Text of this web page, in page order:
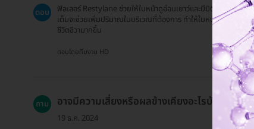
ตอบ
ฟิลเลอร์ Restylane ช่วยให้ใบหน้าดูอ่อนเยาว์และมีมิติ โดยสารเติม
เต็มจะช่วยเพิ่มปริมาณในบริเวณที่ต้องการ ทำให้ใบหน้าดูสดใสและมี
ชีวิตชีวามากขึ้น
ตอบโดยทีมงาน HD
ถาม อาจมีความเสี่ยงหรือผลข้างเคียงอะไรบ้าง?
19 ธ.ค. 2024